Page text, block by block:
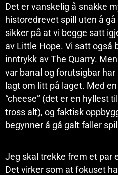
Det er vanskelig å snakke
historedrevet spill uten å
sikker på at vi begge satt
av Little Hope. Vi satt også
inntrykk av The Quarry.
var banal og forutsigbar
lagt om litt på laget. Med
“cheese” (det er en hyllest
tross alt), og faktisk
begynner å gå galt faller
Jeg skal trekke frem et par
Det virker som at fokuset